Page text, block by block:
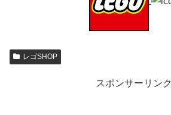
レゴSHOP
スポンサーリンク